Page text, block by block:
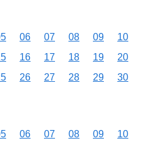
06 07 08 09
10
16 17 18 19
20
26 27 28 29 30
06 07 08 09
10